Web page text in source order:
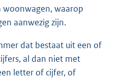
woonwagen, waarop
aanwezig zijn.
dat bestaat uit een of
al dan niet met
letter of cijfer, of